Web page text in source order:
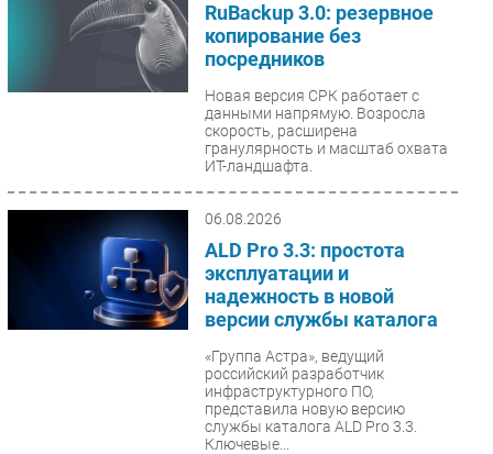
Финансы
Безопасность
РАЗДЕЛЫ
Новости
RuBackup 3.0: резервное
копирование без
посредников
Новая версия СРК работает с
данными напрямую. Возросла
скорость, расширена
гранулярность и масштаб охвата
ИТ-ландшафта.
06.08.2026
ALD Pro 3.3: простота
эксплуатации и
надежность в новой
версии службы каталога
«Группа Астра», ведущий
российский разработчик
инфраструктурного ПО,
представила новую версию
службы каталога ALD Pro 3.3.
Ключевые...